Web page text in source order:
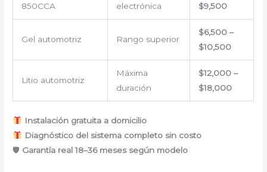
850CCA
electrónica
$9,500
Gel automotriz Rango superior
$6,500 –
$10,500
Litio automotriz
Máxima
duración
$12,000 –
$18,000
Instalación gratuita a domicilio
Diagnóstico del sistema completo sin costo
🛡 Garantía real 18–36 meses según modelo